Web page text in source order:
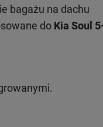
bagażu na dachu
doKia Soul